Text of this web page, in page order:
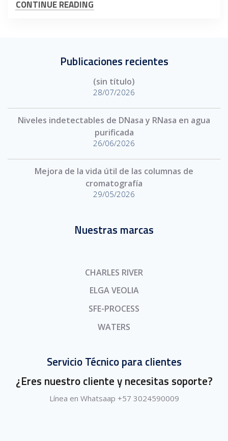
CONTINUE READING
Publicaciones recientes
(sin título)
28/07/2026
Niveles indetectables de DNasa y RNasa en agua
purificada
26/06/2026
Mejora de la vida útil de las columnas de
cromatografía
29/05/2026
Nuestras marcas
CHARLES RIVER
ELGA VEOLIA
SFE-PROCESS
WATERS
Servicio Técnico para clientes
¿Eres nuestro cliente y necesitas soporte?
Línea en Whatsaap +57 3024590009